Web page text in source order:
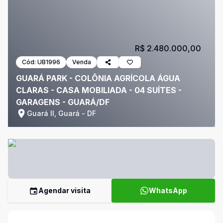
Cód: UB1996 Venda
GUARÁ PARK - COLÔNIA AGRÍCOLA ÁGUA
CLARAS - CASA MOBILIADA - 04 SUÍTES -
GARAGENS - GUARÁ/DF
Guará II, Guará - DF
R$ 2.480.000,00
Agendar visita WhatsApp